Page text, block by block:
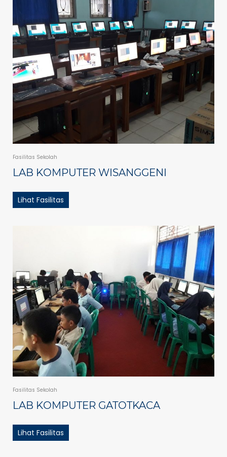
Fasilitas Sekolah
LAB KOMPUTER WISANGGENI
Lihat Fasilitas
Fasilitas Sekolah
LAB KOMPUTER GATOTKACA
Lihat Fasilitas